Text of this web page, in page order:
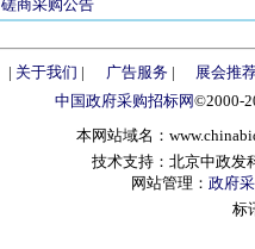
磋商采购公告
| 关于我们 | 广告服务| 展会推
中国政府采购招标网©2000-
本网站域名：
技术支持：北京中政发
网站管理： 政府
标